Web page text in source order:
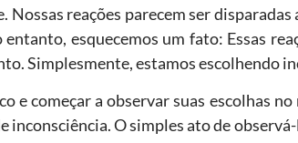
Nossas reações parecem ser
esquecemos um fato: Essas
Simplesmente, estamos escolhendo
e começar a observar suas escolhas
inconsciência. O simples ato de